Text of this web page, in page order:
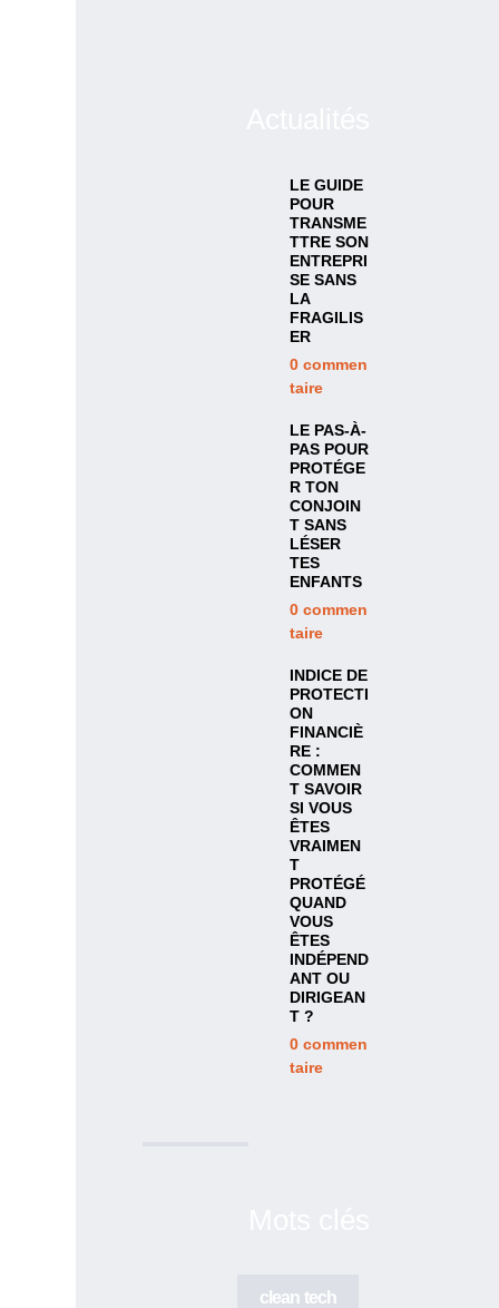
LE GUIDE
POUR
TRANSME
TTRE SON
ENTREPRI
SE SANS
LA
FRAGILIS
ER
0 commen
taire
LE PAS-À-
PAS POUR
PROTÉGE
R TON
CONJOIN
T SANS
LÉSER
TES
ENFANTS
0 commen
taire
INDICE DE
PROTECTI
ON
FINANCIÈ
RE :
COMMEN
T SAVOIR
SI VOUS
ÊTES
VRAIMEN
T
PROTÉGÉ
QUAND
VOUS
ÊTES
INDÉPEND
ANT OU
DIRIGEAN
T ?
0 commen
taire
clean tech